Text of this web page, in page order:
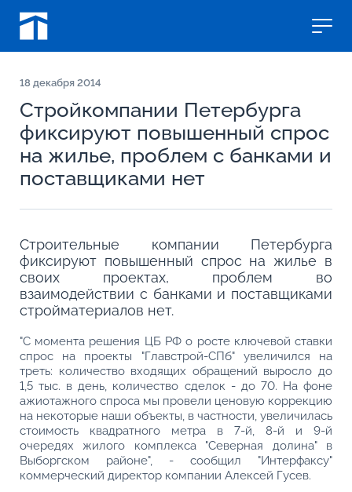
18 декабря 2014
Стройкомпании Петербурга
фиксируют повышенный спрос
на жилье, проблем с банками и
поставщиками нет
Строительные компании Петербурга
фиксируют повышенный спрос на жилье в
своих проектах, проблем во
взаимодействии с банками и поставщиками
стройматериалов нет.
"С момента решения ЦБ РФ о росте ключевой ставки
спрос на проекты "Главстрой-СПб" увеличился на
треть: количество входящих обращений выросло до
1,5 тыс. в день, количество сделок - до 70. На фоне
ажиотажного спроса мы провели ценовую коррекцию
на некоторые наши объекты, в частности, увеличилась
стоимость квадратного метра в 7-й, 8-й и 9-й
очередях жилого комплекса "Северная долина" в
Выборгском районе", - сообщил "Интерфаксу"
коммерческий директор компании Алексей Гусев.